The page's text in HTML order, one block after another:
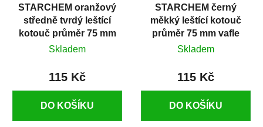
STARCHEM oranžový
středně tvrdý leštící
kotouč průměr 75 mm
vafle
Skladem
115 Kč
DO KOŠÍKU
STARCHEM černý
měkký leštící kotouč
průměr 75 mm vafle
Skladem
115 Kč
DO KOŠÍKU